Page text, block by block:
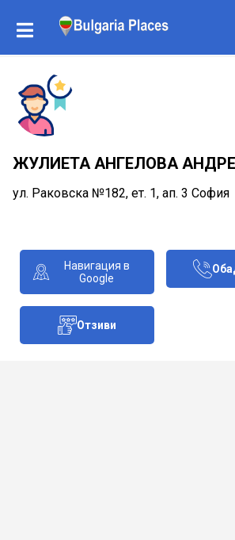
ЖУЛИЕТА АНГЕЛОВА
ул. Раковска №182, ет. 1, ап. 3 София
Навигация в
Google
Отзиви